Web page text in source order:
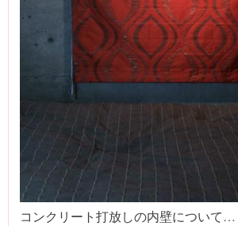
コンクリート打放しの内壁について…